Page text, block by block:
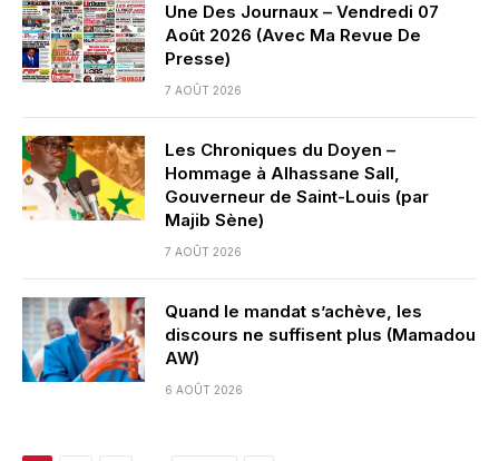
Une Des Journaux – Vendredi 07
Août 2026 (Avec Ma Revue De
Presse)
7 AOÛT 2026
Les Chroniques du Doyen –
Hommage à Alhassane Sall,
Gouverneur de Saint-Louis (par
Majib Sène)
7 AOÛT 2026
Quand le mandat s’achève, les
discours ne suffisent plus (Mamadou
AW)
6 AOÛT 2026